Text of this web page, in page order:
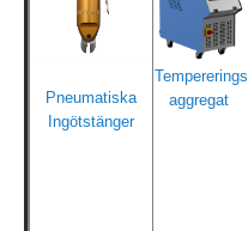
Pneumatiska
Ingötstänger
Tempererings
aggregat